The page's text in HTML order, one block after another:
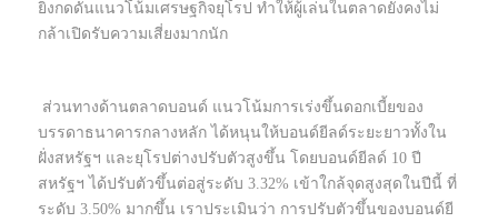
ยิ่งกดดันแนวโน้มเศรษฐกิจยุโรป ทำให้ผู้เล่นในตลาดยังคงไม่
กล้าเปิดรับความเสี่ยงมากนัก
ส่วนทางด้านตลาดบอนด์ แนวโน้มการเร่งขึ้นดอกเบี้ยของ
บรรดาธนาคารกลางหลัก ได้หนุนให้บอนด์ยีลด์ระยะยาวทั้งใน
ฝั่งสหรัฐฯ และยุโรปต่างปรับตัวสูงขึ้น โดยบอนด์ยีลด์ 10 ปี
สหรัฐฯ ได้ปรับตัวขึ้นต่อสู่ระดับ 3.32% เข้าใกล้จุดสูงสุดในปีนี้ ที่
ระดับ 3.50% มากขึ้น เราประเมินว่า การปรับตัวขึ้นของบอนด์ยี